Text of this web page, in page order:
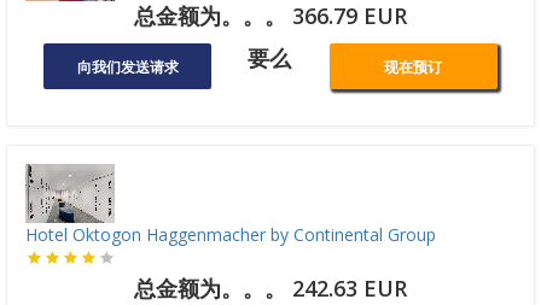
总金额为。。。 366.79 EUR
向我们发送请求 要么 现在预订
Hotel Oktogon Haggenmacher by Continental Group
总金额为。。。 242.63 EUR